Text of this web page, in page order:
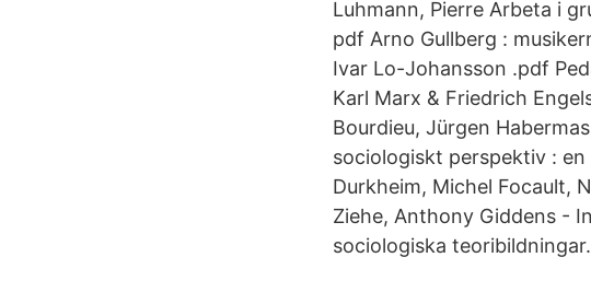
Luhmann, Pierre Arbeta i
pdf Arno Gullberg :
Ivar Lo-Johansson .pdf
Karl Marx & Friedrich
Bourdieu, Jürgen
sociologiskt perspektiv :
Durkheim, Michel Focault,
Ziehe, Anthony Giddens -
sociologiska teoribildningar.